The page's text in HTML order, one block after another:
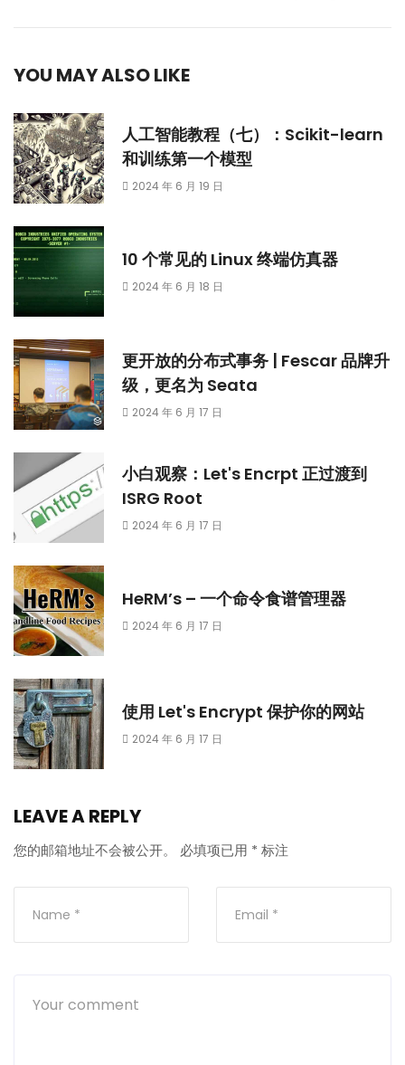
YOU MAY ALSO LIKE
人工智能教程（七）：Scikit-learn
和训练第一个模型
2024 年 6 月 19 日
10 个常见的 Linux 终端仿真器
2024 年 6 月 18 日
更开放的分布式事务 | Fescar 品牌升
级，更名为 Seata
2024 年 6 月 17 日
小白观察：Let's Encrpt 正过渡到
ISRG Root
2024 年 6 月 17 日
HeRM’s – 一个命令食谱管理器
2024 年 6 月 17 日
使用 Let's Encrypt 保护你的网站
2024 年 6 月 17 日
LEAVE A REPLY
您的邮箱地址不会被公开。 必填项已用 * 标注